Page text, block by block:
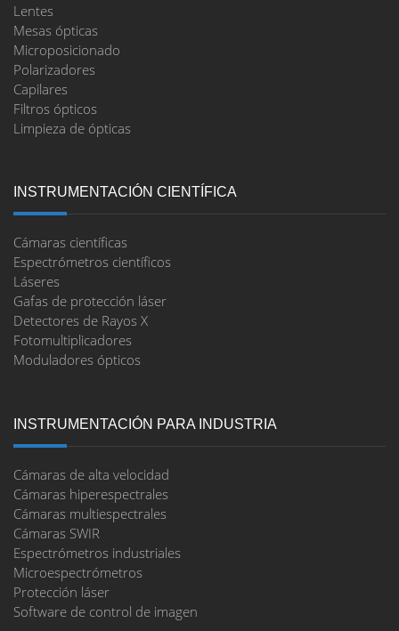
Lentes
Mesas ópticas
Microposicionado
Polarizadores
Capilares
Filtros ópticos
Limpieza de ópticas
INSTRUMENTACIÓN CIENTÍFICA
Cámaras científicas
Espectrómetros científicos
Láseres
Gafas de protección láser
Detectores de Rayos X
Fotomultiplicadores
Moduladores ópticos
INSTRUMENTACIÓN PARA INDUSTRIA
Cámaras de alta velocidad
Cámaras hiperespectrales
Cámaras multiespectrales
Cámaras SWIR
Espectrómetros industriales
Microespectrómetros
Protección láser
Software de control de imagen